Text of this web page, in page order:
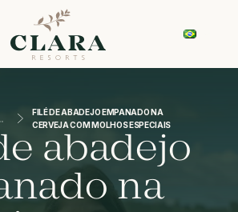
FILÉ DE ABADEJO EMPANADO NA
CERVEJA COM MOLHOS ESPECIAIS
abadejo
na